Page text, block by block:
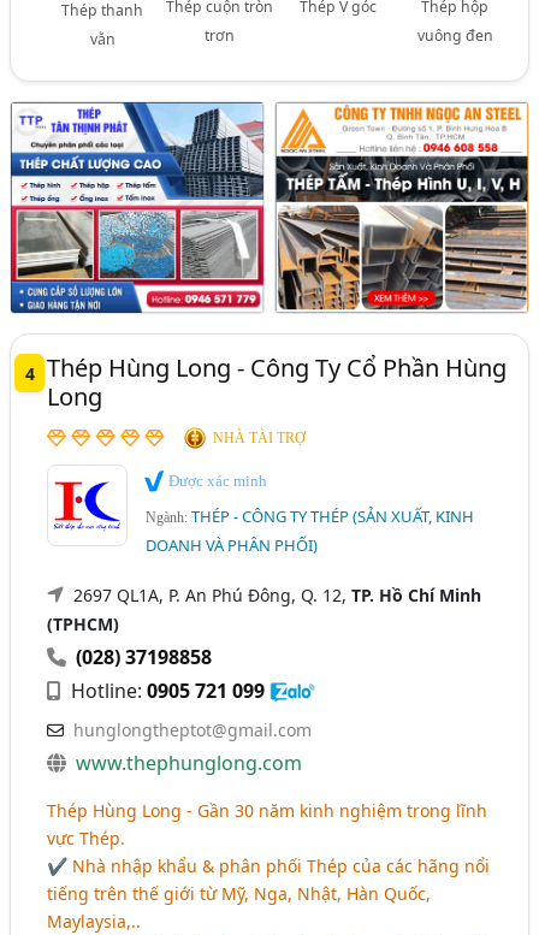
Thép thanh
vằn
Thép cuộn tròn
trơn
Thép V góc
Thép hộp
vuông đen
4 Thép Hùng Long - Công Ty Cổ Phần Hùng
Long
NHÀ TÀI TRỢ
Được xác minh
Ngành:THÉP - CÔNG TY THÉP (SẢN XUẤT, KINH
DOANH VÀ PHÂN PHỐI)
2697 QL1A, P. An Phú Đông, Q. 12,TP. Hồ Chí Minh
(TPHCM)
(028) 37198858
Hotline:0905 721 099
hunglongtheptot@gmail.com
www.thephunglong.com
Thép Hùng Long - Gần 30 năm kinh nghiệm trong lĩnh
vực Thép.
✔ Nhà nhập khẩu & phân phối Thép của các hãng nổi
tiếng trên thế giới từ Mỹ, Nga, Nhật, Hàn Quốc,
Maylaysia,..